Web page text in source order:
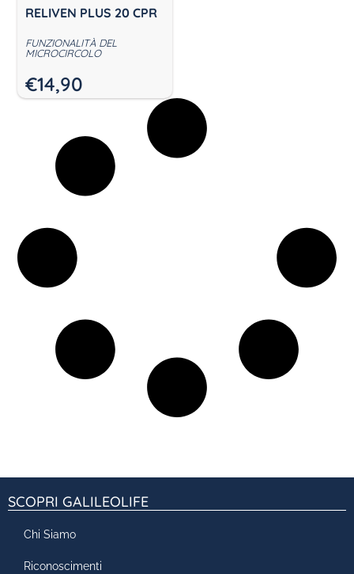
RELIVEN PLUS 20 CPR
FUNZIONALITÀ DEL
MICROCIRCOLO
€14,90
SCOPRI GALILEOLIFE
Chi Siamo
Riconoscimenti